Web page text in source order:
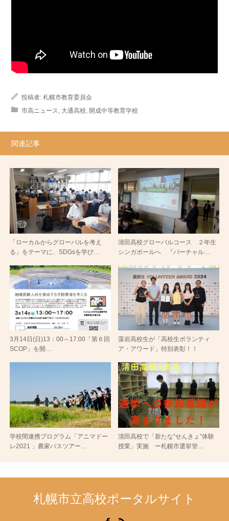
投稿者: 札幌市教育委員会
市高ニュース
大通高校 開成中等教育学校
関連記事
「ローカルからグローバルを考え
る」をテーマに、SDGsを学び…
清田高校グローバルコース ２年生
シンガポールへ 『バーチャル…
3月14日(日)13：00～17:00「第６回
SCOP」を開…
藻岩高校生が「高校生ボランティ
ア・アワード」特別表彰！！
学校間連携プログラム「アニマドー
レ2021 」農家バスツアー…
清田高校で「新たな“せんきょ”体験
授業」実施 ー札幌市選挙管…
札幌市立高校ポータルサイト